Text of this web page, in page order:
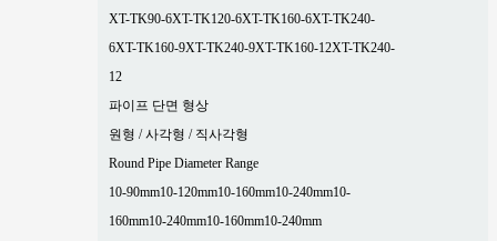
XT-TK90-6XT-TK120-6XT-TK160-6XT-TK240-
6XT-TK160-9XT-TK240-9XT-TK160-12XT-TK240-
12
파이프 단면 형상
원형 / 사각형 / 직사각형
Round Pipe Diameter Range
10-90mm10-120mm10-160mm10-240mm10-
160mm10-240mm10-160mm10-240mm